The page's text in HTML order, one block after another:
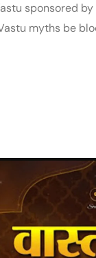
sponsored
myths be